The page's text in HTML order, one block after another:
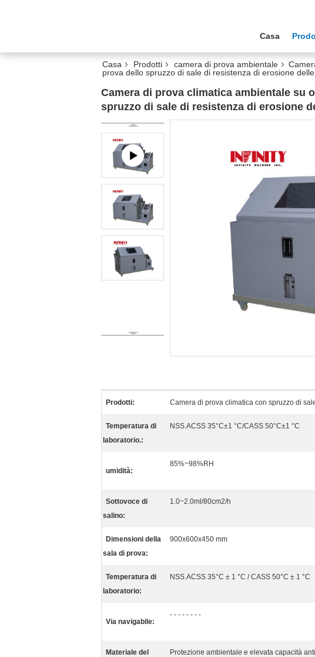
Casa
Casa Prodotti camera di prova ambientale
prova dello spruzzo di sale di resistenza di erosione
Camera di prova climatica ambientale su
spruzzo di sale di resistenza di erosione
Prodotti: Camera di prova climatica con spruzzo di
Temperatura di
laboratorio.:
NSS.ACSS 35°C±1 °C/CASS 50°C±1 °C
umidità:
85%~98%RH
Sottovoce di
salino:
1.0~2.0ml/80cm2/h
Dimensioni della
sala di prova:
900x600x450 mm
Temperatura di
laboratorio:
NSS.ACSS 35°C ± 1 °C / CASS 50°C ± 1 °C
Via navigabile:
- - - - - - - -
Materiale del
Protezione ambientale e elevata capacità